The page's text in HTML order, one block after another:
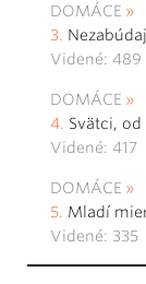
DOMÁCE
Videné: 489
DOMÁCE
Svätci,
Videné: 417
DOMÁCE
Mladí
Videné: 335